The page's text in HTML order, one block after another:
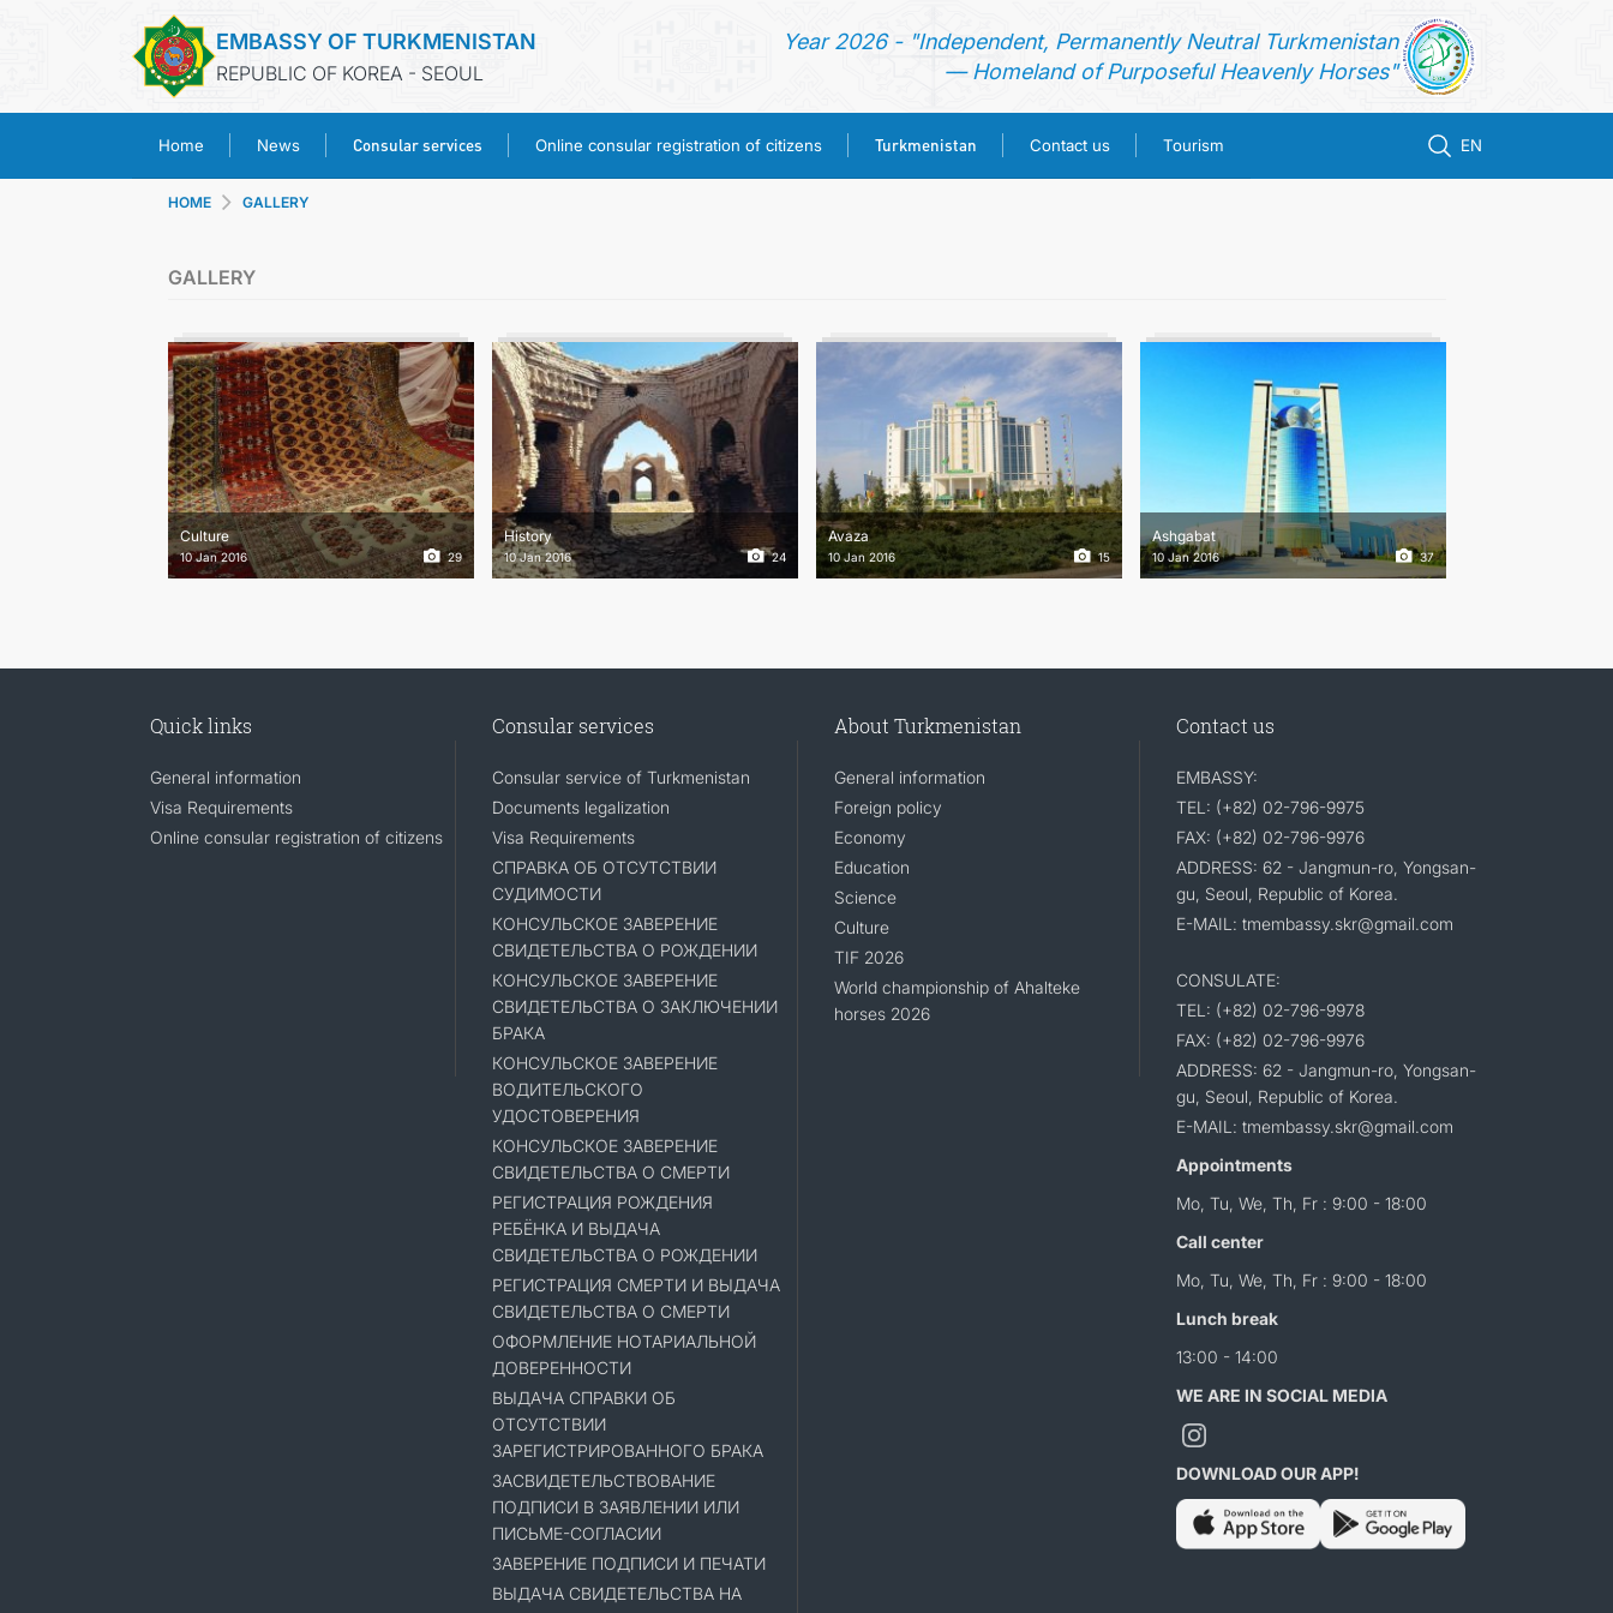
EMBASSY OF TURKMENISTAN
REPUBLIC OF KOREA - SEOUL
Year 2026 - "Independent, Permanently Neutral Turkmenistan
— Homeland of Purposeful Heavenly Horses"
Home News Consular services Online consular registration of citizens Turkmenistan Contact us Tourism EN
CONSULAR SERVICES
ONLINE CONSULAR REGISTRATION OF CITIZENS
TURKMENISTAN
CONTACT US
HOME GALLERY
GALLERY
Culture
10 Jan 2016 29
History
10 Jan 2016 24
Avaza
10 Jan 2016 15
Ashgabat
10 Jan 2016 37
Quick links
General information
Visa Requirements
Online consular registration of citizens
Consular services
Consular service of Turkmenistan
Documents legalization
Visa Requirements
СПРАВКА ОБ ОТСУТСТВИИ
СУДИМОСТИ
КОНСУЛЬСКОЕ ЗАВЕРЕНИЕ
СВИДЕТЕЛЬСТВА О РОЖДЕНИИ
КОНСУЛЬСКОЕ ЗАВЕРЕНИЕ
СВИДЕТЕЛЬСТВА О ЗАКЛЮЧЕНИИ
БРАКА
КОНСУЛЬСКОЕ ЗАВЕРЕНИЕ
ВОДИТЕЛЬСКОГО
УДОСТОВЕРЕНИЯ
КОНСУЛЬСКОЕ ЗАВЕРЕНИЕ
СВИДЕТЕЛЬСТВА О СМЕРТИ
РЕГИСТРАЦИЯ РОЖДЕНИЯ
РЕБЁНКА И ВЫДАЧА
СВИДЕТЕЛЬСТВА О РОЖДЕНИИ
РЕГИСТРАЦИЯ СМЕРТИ И ВЫДАЧА
СВИДЕТЕЛЬСТВА О СМЕРТИ
ОФОРМЛЕНИЕ НОТАРИАЛЬНОЙ
ДОВЕРЕННОСТИ
ВЫДАЧА СПРАВКИ ОБ
ОТСУТСТВИИ
ЗАРЕГИСТРИРОВАННОГО БРАКА
ЗАСВИДЕТЕЛЬСТВОВАНИЕ
ПОДПИСИ В ЗАЯВЛЕНИИ ИЛИ
ПИСЬМЕ-СОГЛАСИИ
ЗАВЕРЕНИЕ ПОДПИСИ И ПЕЧАТИ
ВЫДАЧА СВИДЕТЕЛЬСТВА НА
About Turkmenistan
General information
Foreign policy
Economy
Education
Science
Culture
TIF 2026
World championship of Ahalteke
horses 2026
Contact us
EMBASSY:
TEL: (+82) 02-796-9975
FAX: (+82) 02-796-9976
ADDRESS: 62 - Jangmun-ro, Yongsan-
gu, Seoul, Republic of Korea.
E-MAIL: tmembassy.skr@gmail.com
CONSULATE:
TEL: (+82) 02-796-9978
FAX: (+82) 02-796-9976
ADDRESS: 62 - Jangmun-ro, Yongsan-
gu, Seoul, Republic of Korea.
E-MAIL: tmembassy.skr@gmail.com
Appointments
Mo, Tu, We, Th, Fr : 9:00 - 18:00
Call center
Mo, Tu, We, Th, Fr : 9:00 - 18:00
Lunch break
13:00 - 14:00
WE ARE IN SOCIAL MEDIA
DOWNLOAD OUR APP!